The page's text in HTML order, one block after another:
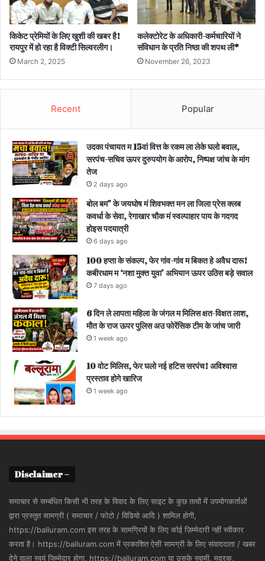
किकेट प्रेमियों के लिए खुशी की खबर है!
रायपुर में हो रहा है विक्टी सिल्वरलीग।
March 2, 2025
कलेक्टोरेट के अधिकारी-कर्मचारियों ने
संविधान के प्रति निष्ठा की शपथ ली*
November 26, 2023
Recent Popular
उदका पंचायत म 15वां वित्त के रकम ला लेके घलो बवाल,
सरपंच-सचिव ऊपर दुरुपयोग के आरोप, निष्पक्ष जांच के मांग
तेज
2 days ago
बोल बम” के जयघोष मं शिवभक्त मन ला जिला प्रेस क्लब
कवर्धा के सेवा, रेगाखार चौक मं स्वल्पाहार पाय के गदगद
होइस पदयात्री
6 days ago
100 हप्ता के संकल्प, फेर गांव-गांव म बिकत हे अवैध दारू!
कबीरधाम म ‘नशा मुक्त युवा’ अभियान ऊपर उठिस बड़े सवाल
7 days ago
6 दिन ले लापता महिला के जंगल म मिलिस क्षत-विक्षत लाश,
मौत के राज ऊपर पुलिस अउ फोरेंसिक टीम के जांच जारी
1 week ago
10 वोट मिलिस, फेर घलो नई हटिस सरपंच! अविश्वास
प्रस्ताव होगे खारिज
1 week ago
Disclaimer –
समाचार से सम्बंधित किसी भी तरह के विवाद के लिए साइट के कुछ तत्वों में उपयोगकर्ताओं
द्वारा प्रस्तुत सामग्री ( समाचार / फोटो / विडियो आदि ) शामिल होगी,
https://balluram.com इस तरह के सामग्रियों के लिए कोई ज़िम्मेदारी नहीं स्वीकार
करता है। https://balluram.com में प्रकाशित ऐसी सामग्री के लिए संवाददाता / खबर
देने वाला स्वयं जिम्मेदार होगा, https://balluram.com या उसके स्वामी, मुद्रक,